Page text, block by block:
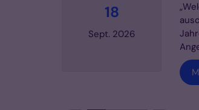
18
Sept. 2026